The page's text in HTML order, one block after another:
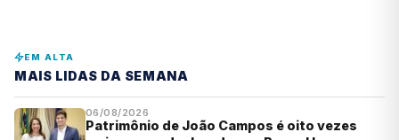
EM ALTA
MAIS LIDAS DA SEMANA
06/08/2026
Patrimônio de João Campos é oito vezes